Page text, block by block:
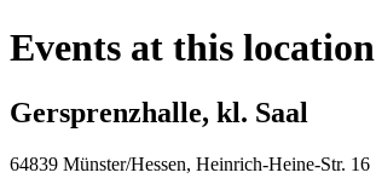
Events at this location
Gersprenzhalle, kl. Saal
64839 Münster/Hessen, Heinrich-Heine-Str. 16